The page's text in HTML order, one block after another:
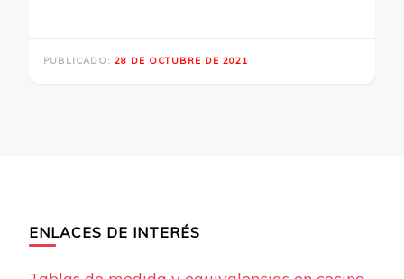
PUBLICADO: 28 DE OCTUBRE DE 2021
ENLACES DE INTERÉS